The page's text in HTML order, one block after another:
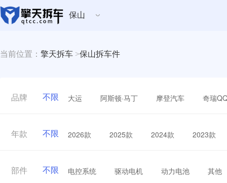
保山
当前位置： 擎天拆车 >保山拆车件
品牌 不限 大运 阿斯顿·马丁 摩登汽车 奇瑞
年款 不限 2026款 2025款 2024款 2023款
部件 不限 电控系统 驱动电机 动力电池 其他